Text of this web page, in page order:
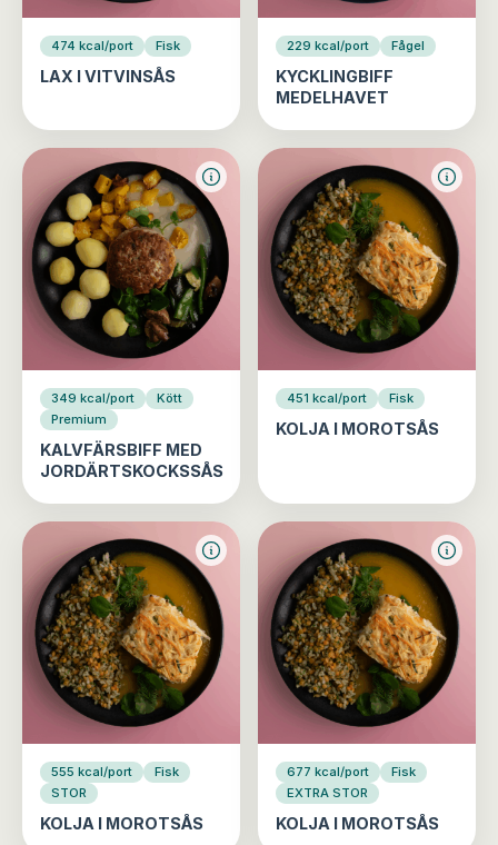
474 kcal/port Fisk
LAX I VITVINSÅS
229 kcal/port Fågel
KYCKLINGBIFF
MEDELHAVET
349 kcal/port
Kött
Premium
KALVFÄRSBIFF MED
JORDÄRTSKOCKSSÅS
451 kcal/port Fisk
KOLJA I MOROTSÅS
555 kcal/port
Fisk
STOR
KOLJA I MOROTSÅS
677 kcal/port
Fisk
EXTRA STOR
KOLJA I MOROTSÅS